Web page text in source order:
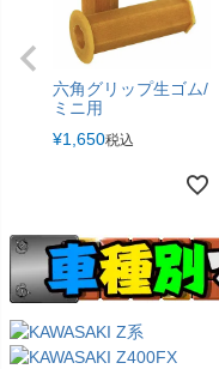
六角グリップ生ゴム/
ミニ用
¥1,650税込